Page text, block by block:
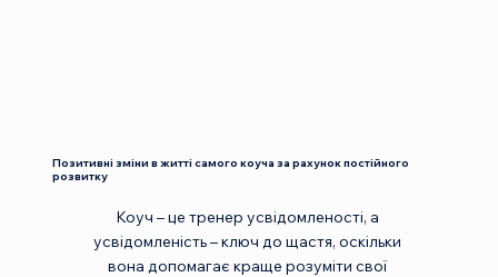
самим клієнтом для прояву себе в різних
ролей. Тоді все вийде!
Позитивні зміни в житті самого коуча за рахунок постійного
розвитку
Коуч – це тренер усвідомленості, а
усвідомленість – ключ до щастя, оскільки
вона допомагає краще розуміти свої